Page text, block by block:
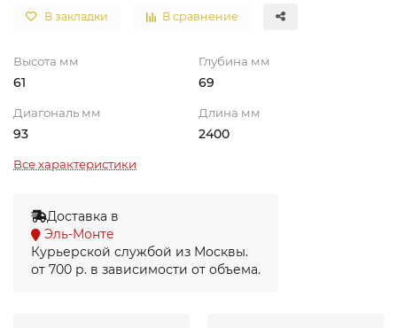
В закладки В сравнение
Высота мм
61
Глубина мм
69
Диагональ мм
93
Длина мм
2400
Все характеристики
Доставка в
Эль-Монте
Курьерской службой из Москвы.
от 700 р. в зависимости от объема.